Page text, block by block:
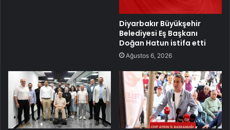
Diyarbakır Büyükşehir
Belediyesi Eş Başkanı
Doğan Hatun istifa etti
Ağustos 6, 2026